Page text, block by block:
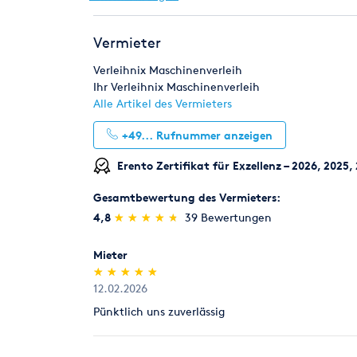
Risikoeinstufung individuell durch unsere
Rücknahme von Verbrauchsmaterial
Verbrauchsmaterial (z.B. Schleifpapiere für
innerhalb von 7 Tagen zum Verkaufspreis
Legitimation
Als Neukunde bitten wir Sie einen gültigen
(Personalausweis).
Schweißen & Löten Umziehen
Vermieter
Verleihnix Maschinenverleih
Ihr Verleihnix Maschinenverleih
Alle Artikel des Vermieters
+49... Rufnummer anzeigen
Erento Zertifikat für Exzellenz – 2026, 2025,
Gesamtbewertung des Vermieters:
4,8 (*)
★
★
(*) ★
★
(*) ★
★
(*) ★
★
(*) ★
★ 39 Bewertungen
Mieter
(*)
★
★
(*) ★
★
(*) ★
★
(*) ★
★
(*) ★
★
12.02.2026
Pünktlich uns zuverlässig